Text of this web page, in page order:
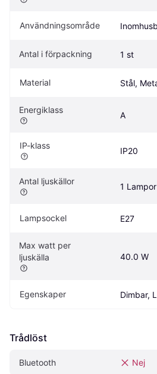
Användningsområde
Antal i förpackning 1 st
Material Stål,
Energiklass
A
IP-klass
IP20
Antal ljuskällor
1 Lampor
Lampsockel E27
Max watt per
ljuskälla
40.0 W
Egenskaper Dimbar,
Trådlöst
Bluetooth Nej